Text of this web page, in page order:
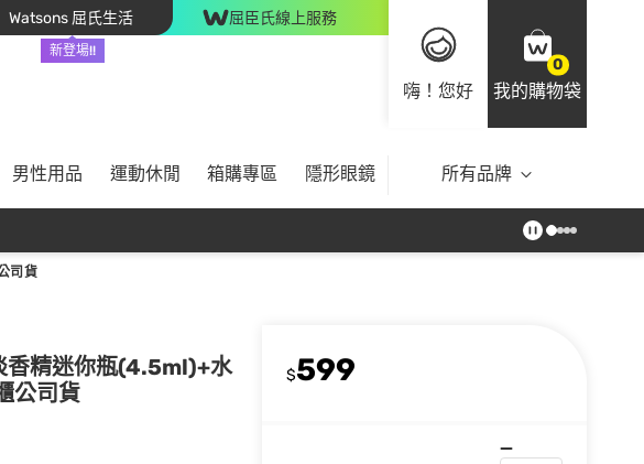
Watsons 屈氏生活
新登場!!
屈臣氏線上服務
嗨！您好
0
我的購物袋
男性用品 運動休閒 箱購專區 隱形眼鏡 所有品牌
司貨
香精迷你瓶(4.5ml)+水
公司貨
$599